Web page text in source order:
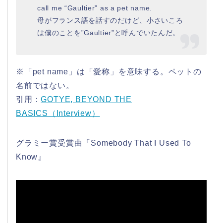
call me “Gaultier” as a pet name.
母がフランス語を話すのだけど、小さいころ
は僕のことを”Gaultier”と呼んでいたんだ。
※「pet name」は「愛称」を意味する。ペットの
名前ではない。
引用：GOTYE, BEYOND THE
BASICS（Interview）
グラミー賞受賞曲『Somebody That I Used To
Know』